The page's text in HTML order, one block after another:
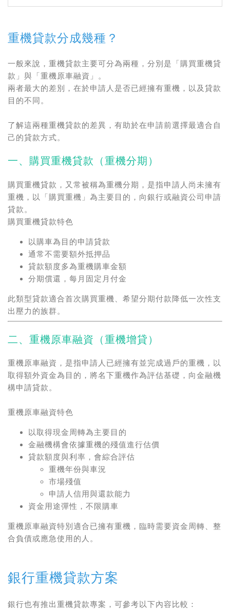
重機貸款分成幾種？
一般來說，重機貸款主要可分為兩種，分別是「購買重機貸
款」與「重機原車融資」。
兩者最大的差別，在於申請人是否已經擁有重機，以及貸款
目的不同。
了解這兩種重機貸款的差異，有助於在申請前選擇最適合自
己的貸款方式。
一、購買重機貸款（重機分期）
購買重機貸款，又常被稱為重機分期，是指申請人尚未擁有
重機，以「購買重機」為主要目的，向銀行或融資公司申請
貸款。
購買重機貸款特色
以購車為目的申請貸款
通常不需要額外抵押品
貸款額度多為重機購車金額
分期償還，每月固定月付金
此類型貸款適合首次購買重機、希望分期付款降低一次性支
出壓力的族群。
二、重機原車融資（重機增貸）
重機原車融資，是指申請人已經擁有並完成過戶的重機，以
取得額外資金為目的，將名下重機作為評估基礎，向金融機
構申請貸款。
重機原車融資特色
以取得現金周轉為主要目的
金融機構會依據重機的殘值進行估價
貸款額度與利率，會綜合評估
重機年份與車況
市場殘值
申請人信用與還款能力
資金用途彈性，不限購車
重機原車融資特別適合已擁有重機，臨時需要資金周轉、整
合負債或應急使用的人。
銀行重機貸款方案
銀行也有推出重機貸款專案，可參考以下內容比較：